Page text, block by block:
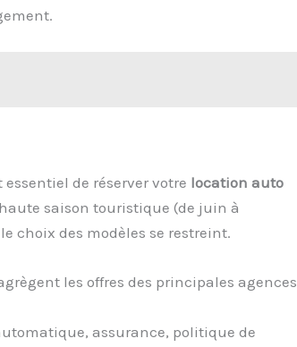
de réserver votre location auto
saison touristique (de juin à
choix des modèles se restreint.
les offres des principales agences
assurance, politique de